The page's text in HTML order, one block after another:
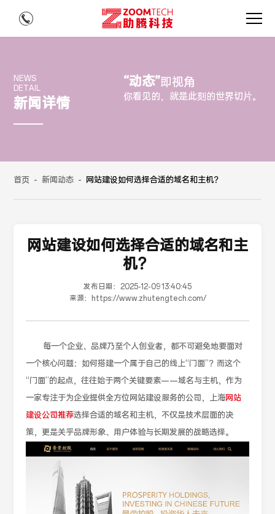
NEWS
DETAIL
新闻详情
“动态”即视角
你看见的，就是此刻的世界切片。
首页 - 新闻动态 - 网站建设如何选择合适的域名和主机？
网站建设如何选择合适的域名和主
机？
发布日期： 2025-12-09 13:40:45
来源：
https://www.zhutengtech.com/
每一个企业、品牌乃至个人创业者，都不可避免地要面对
一个核心问题：如何搭建一个属于自己的线上“门面”？而这个
“门面”的起点，往往始于两个关键要素——域名与主机，作为
一家专注于为企业提供全方位网站建设服务的公司，上海网站
建设公司推荐选择合适的域名和主机，不仅是技术层面的决
策，更是关乎品牌形象、用户体验与长期发展的战略选择。